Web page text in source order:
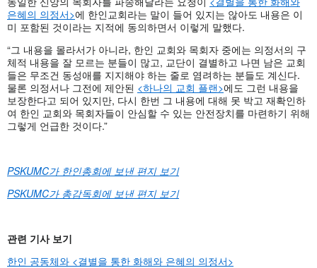
은혜의 의정서>에 한인교회라는 말이 들어 있지는 않아도 내용은 이
미 포함된 것이라는 지적에 동의하면서 이렇게 말했다.
“그 내용을 몰라서가 아니라, 한인 교회와 목회자 중에는 의정서의 구
체적 내용을 잘 모르는 분들이 많고, 교단이 결별하고 나면 남은 교회
들은 무조건 동성애를 지지해야 하는 줄로 염려하는 분들도 계신다.
물론 의정서나 그전에 제안된 <하나의 교회 플랜>에도 그런 내용을
보장한다고 되어 있지만, 다시 한번 그 내용에 대해 못 박고 재확인하
여 한인 교회와 목회자들이 안심할 수 있는 안전장치를 마련하기 위해
그렇게 언급한 것이다.”
PSKUMC가 한인총회에 보낸 편지 보기
PSKUMC가 총감독회에 보낸 편지 보기
관련 기사 보기
한인 공동체와 <결별을 통한 화해와 은혜의 의정서>